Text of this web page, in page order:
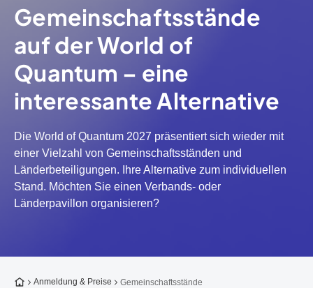
Gemeinschaftsstände
auf der World of
Quantum – eine
interessante Alternative
Die World of Quantum 2027 präsentiert sich wieder mit
einer Vielzahl von Gemeinschaftsständen und
Länderbeteiligungen. Ihre Alternative zum individuellen
Stand. Möchten Sie einen Verbands- oder
Länderpavillon organisieren?
Zur Startseite
Anmeldung & Preise Gemeinschaftsstände